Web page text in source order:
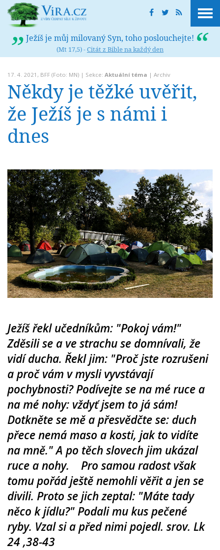
Ježíš je můj milovaný Syn, toho poslouchejte!
(Mt 17,5) -Citát z Bible na každý den
17. 4. 2021, BFF (Foto: MN) | Sekce: Aktuální téma | Archiv
Někdy je těžké uvěřit,
že Ježíš je s námi i
dnes
Ježíš řekl učedníkům: "Pokoj vám!"
Zděsili se a ve strachu se domnívali, že
vidí ducha. Řekl jim: "Proč jste rozrušeni
a proč vám v mysli vyvstávají
pochybnosti? Podívejte se na mé ruce a
na mé nohy: vždyť jsem to já sám!
Dotkněte se mě a přesvědčte se: duch
přece nemá maso a kosti, jak to vidíte
na mně." A po těch slovech jim ukázal
ruce a nohy. Pro samou radost však
tomu pořád ještě nemohli věřit a jen se
divili. Proto se jich zeptal: "Máte tady
něco k jídlu?" Podali mu kus pečené
ryby. Vzal si a před nimi pojedl. srov. Lk
24 ,38-43